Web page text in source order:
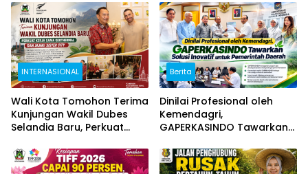
Digital Indonesia
INTERNASIONAL
Wali Kota Tomohon Terima
Kunjungan Wakil Dubes
Selandia Baru, Perkuat
dan Jajaki Sister City
Berita
Dinilai Profesional oleh
Kemendagri,
GAPERKASINDO Tawarkan
Pemerintah Daerah